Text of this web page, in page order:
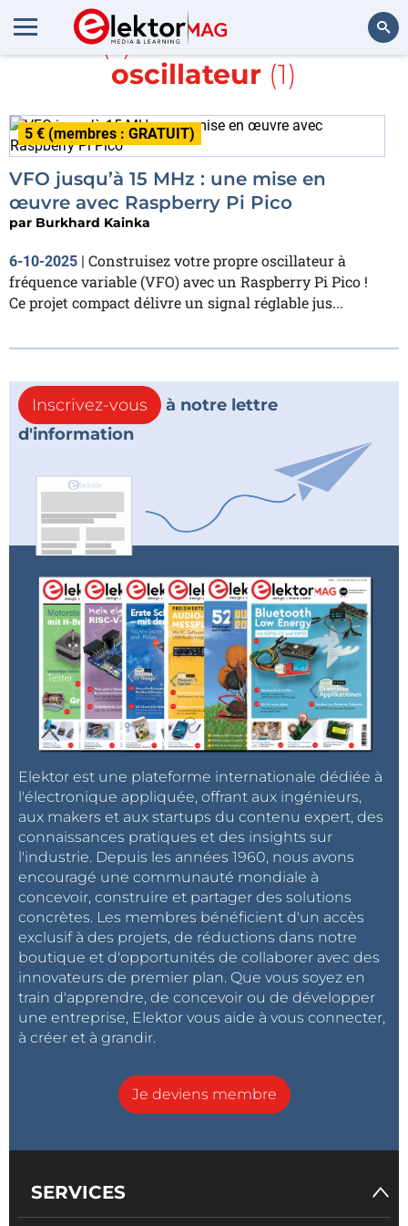
Article(s) avec la balise
et
oscillateur (1)
5 € (membres : GRATUIT)
VFO jusqu’à 15 MHz : une mise en
œuvre avec Raspberry Pi Pico
par Burkhard Kainka
6-10-2025 | Construisez votre propre oscillateur à
fréquence variable (VFO) avec un Raspberry Pi Pico !
Ce projet compact délivre un signal réglable jus...
Inscrivez-vous
à notre lettre
d'information
Elektor est une plateforme internationale dédiée à
l'électronique appliquée, offrant aux ingénieurs,
aux makers et aux startups du contenu expert, des
connaissances pratiques et des insights sur
l'industrie. Depuis les années 1960, nous avons
encouragé une communauté mondiale à
concevoir, construire et partager des solutions
concrètes. Les membres bénéficient d'un accès
exclusif à des projets, de réductions dans notre
boutique et d'opportunités de collaborer avec des
innovateurs de premier plan. Que vous soyez en
train d'apprendre, de concevoir ou de développer
une entreprise, Elektor vous aide à vous connecter,
à créer et à grandir.
Je deviens membre
SERVICES